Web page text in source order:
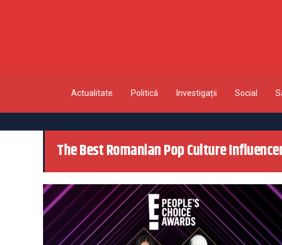
Actualitate Politică Investigații Social
The Best Romanian Pop Culture